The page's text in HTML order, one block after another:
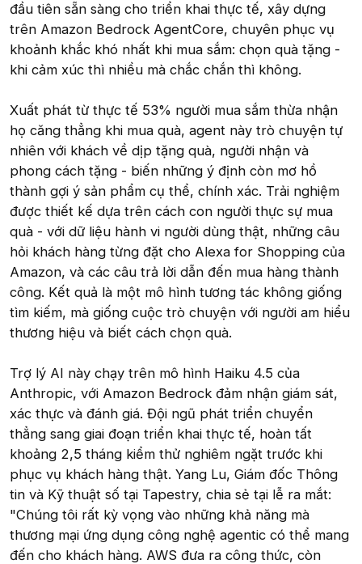
đầu tiên sẵn sàng cho triển khai thực tế, xây dựng
trên Amazon Bedrock AgentCore, chuyên phục vụ
khoảnh khắc khó nhất khi mua sắm: chọn quà tặng -
khi cảm xúc thì nhiều mà chắc chắn thì không.
Xuất phát từ thực tế 53% người mua sắm thừa nhận
họ căng thẳng khi mua quà, agent này trò chuyện tự
nhiên với khách về dịp tặng quà, người nhận và
phong cách tặng - biến những ý định còn mơ hồ
thành gợi ý sản phẩm cụ thể, chính xác. Trải nghiệm
được thiết kế dựa trên cách con người thực sự mua
quà - với dữ liệu hành vi người dùng thật, những câu
hỏi khách hàng từng đặt cho Alexa for Shopping của
Amazon, và các câu trả lời dẫn đến mua hàng thành
công. Kết quả là một mô hình tương tác không giống
tìm kiếm, mà giống cuộc trò chuyện với người am hiểu
thương hiệu và biết cách chọn quà.
Trợ lý AI này chạy trên mô hình Haiku 4.5 của
Anthropic, với Amazon Bedrock đảm nhận giám sát,
xác thực và đánh giá. Đội ngũ phát triển chuyển
thẳng sang giai đoạn triển khai thực tế, hoàn tất
khoảng 2,5 tháng kiểm thử nghiêm ngặt trước khi
phục vụ khách hàng thật. Yang Lu, Giám đốc Thông
tin và Kỹ thuật số tại Tapestry, chia sẻ tại lễ ra mắt:
"Chúng tôi rất kỳ vọng vào những khả năng mà
thương mại ứng dụng công nghệ agentic có thể mang
đến cho khách hàng. AWS đưa ra công thức, còn